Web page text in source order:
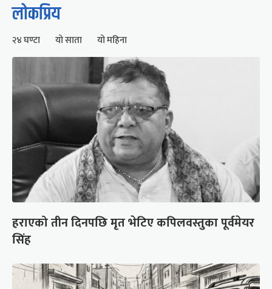
लोकप्रिय
२४ घण्टा यो साता यो महिना
हराएको तीन दिनपछि मृत भेटिए कपिलवस्तुका पूर्वमेयर
सिंह